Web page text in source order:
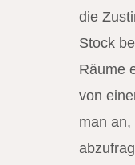
die
Stock
Räume
von
man